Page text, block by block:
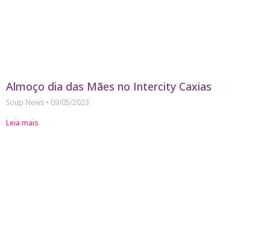
Almoço dia das Mães no Intercity Caxias
Soup News
09/05/2023
Leia mais